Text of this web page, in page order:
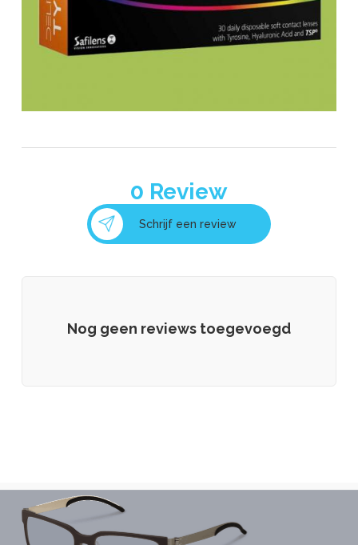
leica eyecare
0 Review
Schrijf een review
Nog geen reviews toegevoegd